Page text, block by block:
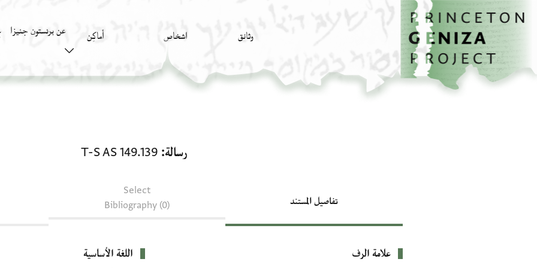
تخطي إلى المحتوى الرئيسي
الصفحة الرئيسية
وثائق اشخاص أَماكِن عن برنستون جنيزا
رسالة T-S AS 149.139
تفاصيل المستند
Select
Bibliography (0)
بيانات التعريف
علامة الرف اللغة الأساسية